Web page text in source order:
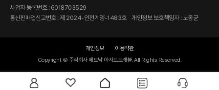
사업자 등록번호 : 6018703529
통신판매업신고번호 : 제 2024-인천계양-1483호
개인정보 보호책임자 : 노동균
개인정보
이용약관
Copyright © 주식회사 베트남 아지트트래블. All Rights Reserved.